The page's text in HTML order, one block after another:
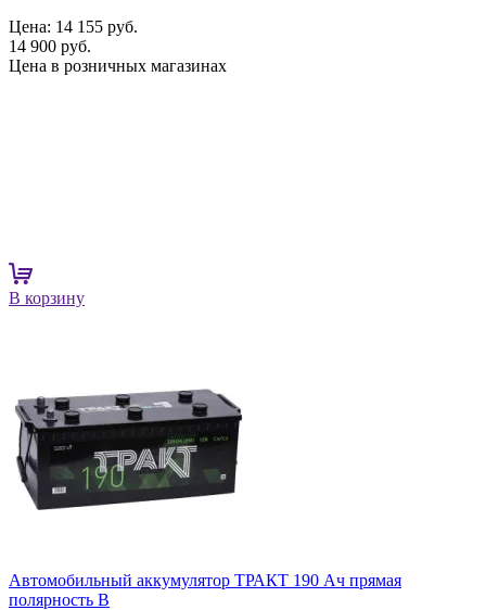
Цена: 14 155 руб.
14 900 руб.
Цена в розничных магазинах
В корзину
Автомобильный аккумулятор ТРАКТ 190 Ач прямая
полярность B